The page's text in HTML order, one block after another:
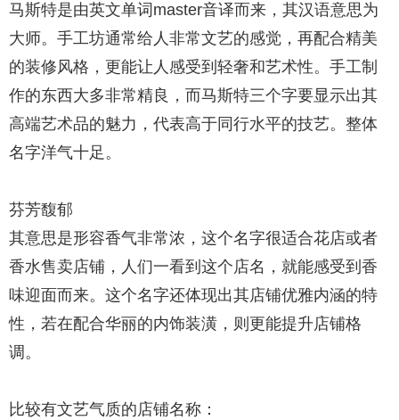
马斯特是由英文单词master音译而来，其汉语意思为
大师。手工坊通常给人非常文艺的感觉，再配合精美
的装修风格，更能让人感受到轻奢和艺术性。手工制
作的东西大多非常精良，而马斯特三个字要显示出其
高端艺术品的魅力，代表高于同行水平的技艺。整体
名字洋气十足。
芬芳馥郁
其意思是形容香气非常浓，这个名字很适合花店或者
香水售卖店铺，人们一看到这个店名，就能感受到香
味迎面而来。这个名字还体现出其店铺优雅内涵的特
性，若在配合华丽的内饰装潢，则更能提升店铺格
调。
比较有文艺气质的店铺名称：